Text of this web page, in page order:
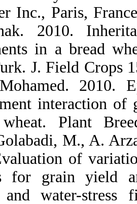
Lavoisier
C. Konak.
cross. Turk.
E. G.
durum
2005.
families
normal